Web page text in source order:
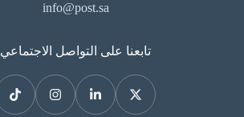
info@post.sa
تابعنا على التواصل الاجتماعي